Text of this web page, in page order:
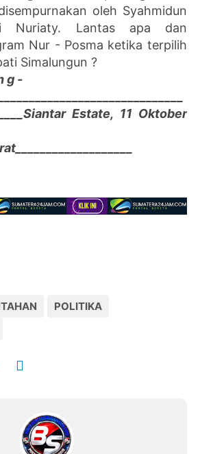
oleh Syahmidun
Nuriaty. Lantas apa dan
Nur - Posma ketika terpilih
Simalungun ?
g -
Estate, 11 Oktober
POLITIKA